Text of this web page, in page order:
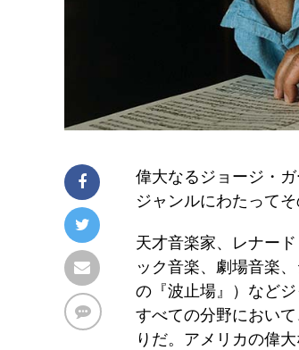
偉大なるジョージ・
ジャンルにわたって
天才音楽家、レナー
ック音楽、劇場音楽
の『波止場』）など
すべての分野におい
りだ。アメリカの偉